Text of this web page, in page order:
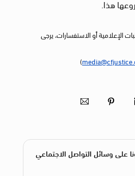
هذا.
الإعلامية أو الاستفسارات، يرجى
)
على وسائل التواصل الاجتماعي